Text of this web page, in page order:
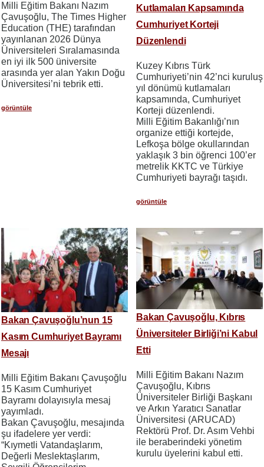
Milli Eğitim Bakanı Nazım
Çavuşoğlu, The Times Higher
Education (THE) tarafından
yayınlanan 2026 Dünya
Üniversiteleri Sıralamasında
en iyi ilk 500 üniversite
arasında yer alan Yakın Doğu
Üniversitesi’ni tebrik etti.
görüntüle
Kutlamaları Kapsamında
Cumhuriyet Korteji
Düzenlendi
Kuzey Kıbrıs Türk
Cumhuriyeti’nin 42’nci kuruluş
yıl dönümü kutlamaları
kapsamında, Cumhuriyet
Korteji düzenlendi.
Milli Eğitim Bakanlığı’nın
organize ettiği kortejde,
Lefkoşa bölge okullarından
yaklaşık 3 bin öğrenci 100’er
metrelik KKTC ve Türkiye
Cumhuriyeti bayrağı taşıdı.
görüntüle
Bakan Çavuşoğlu’nun 15
Kasım Cumhuriyet Bayramı
Mesajı
Milli Eğitim Bakanı Çavuşoğlu
15 Kasım Cumhuriyet
Bayramı dolayısıyla mesaj
yayımladı.
Bakan Çavuşoğlu, mesajında
şu ifadelere yer verdi:
“Kıymetli Vatandaşlarım,
Değerli Meslektaşlarım,
Bakan Çavuşoğlu, Kıbrıs
Üniversiteler Birliği’ni Kabul
Etti
Milli Eğitim Bakanı Nazım
Çavuşoğlu, Kıbrıs
Üniversiteler Birliği Başkanı
ve Arkın Yaratıcı Sanatlar
Üniversitesi (ARUCAD)
Rektörü Prof. Dr. Asım Vehbi
ile beraberindeki yönetim
kurulu üyelerini kabul etti.